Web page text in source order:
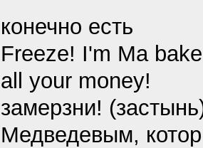
конечно есть
Freeze! I'm Ma
all your money!
замерзни!
Медведевым,